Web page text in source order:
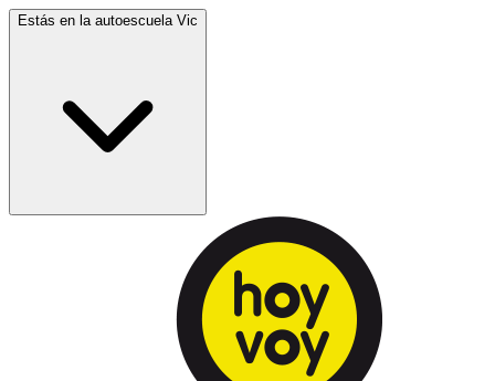
Estás en la autoescuela Vic